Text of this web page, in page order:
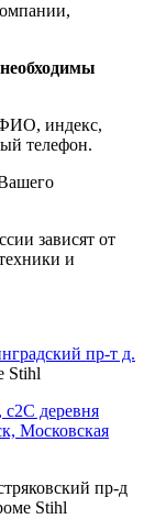
индекс,
телефон.
зависят от
и
пр-т д.
Stihl
с2С деревня
Московская
пр-д
Stihl